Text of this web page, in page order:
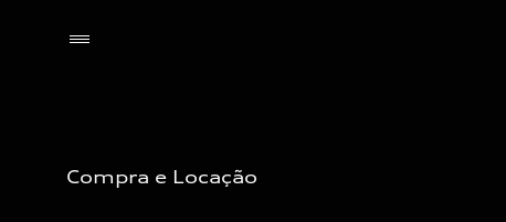
Compra e Locação